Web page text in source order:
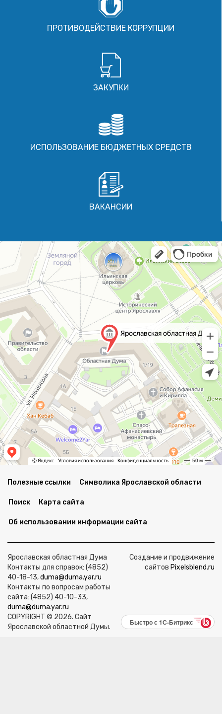
ПРОТИВОДЕЙСТВИЕ КОРРУПЦИИ
ЗАКУПКИ
ИСПОЛЬЗОВАНИЕ БЮДЖЕТНЫХ СРЕДСТВ
ВАКАНСИИ
Полезные ссылки Символика Ярославской области
Поиск Карта сайта
Об использовании информации сайта
Ярославская областная Дума
Контакты для справок: (4852)
40-18-13,duma@duma.yar.ru
Контакты по вопросам работы
сайта: (4852) 40-10-33,
duma@duma.yar.ru
COPYRIGHT © 2026. Сайт
Ярославской областной Думы.
Создание и продвижение
сайтов Pixelsblend.ru
Быстро с 1С-Битрикс